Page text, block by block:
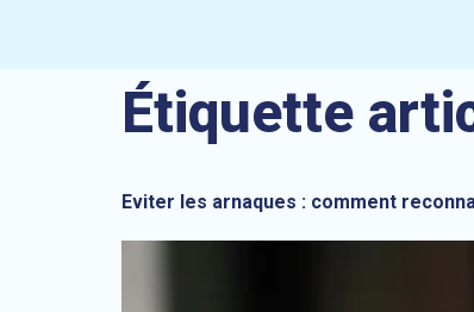
Étiquette
Eviter les arnaques : comment